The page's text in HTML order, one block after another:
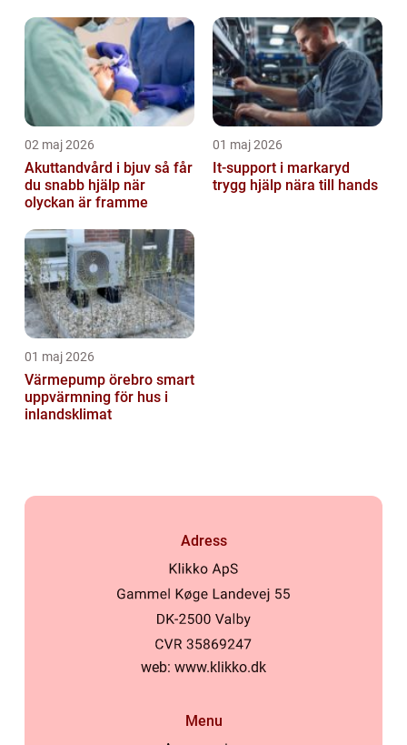
02 maj 2026
Akuttandvård i bjuv så får
du snabb hjälp när
olyckan är framme
01 maj 2026
It-support i markaryd
trygg hjälp nära till hands
01 maj 2026
Värmepump örebro smart
uppvärmning för hus i
inlandsklimat
Adress
web: www.klikko.dk
Menu